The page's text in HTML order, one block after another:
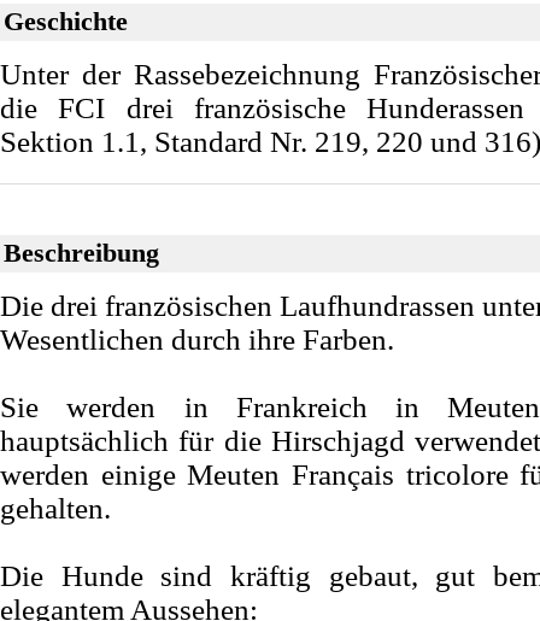
Geschichte
Unter der Rassebezeichnung
die FCI drei französische
Sektion 1.1, Standard Nr. 219, 220 und
Beschreibung
Die drei französischen Laufhundrassen
Wesentlichen durch ihre Farben.
Sie werden in Frankreich in
hauptsächlich für die Hirschjagd
werden einige Meuten Français tricolore
gehalten.
Die Hunde sind kräftig gebaut, gut
elegantem Aussehen: